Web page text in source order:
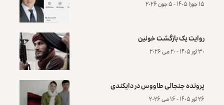
۱۵ جوزا ۱۴۰۵ - ۵ جون ۲۰۲۶
روایت یک بازگشت خونین
۳۰ ثور ۱۴۰۵ - ۲۰ می ۲۰۲۶
پرونده‌ جنجالی طاووس در دایکندی
۲۶ ثور ۱۴۰۵ - ۱۶ می ۲۰۲۶